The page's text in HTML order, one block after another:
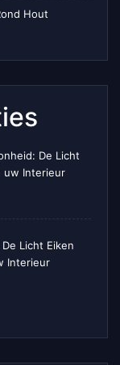
Hout
De Licht
uw Interieur
Licht Eiken
Interieur